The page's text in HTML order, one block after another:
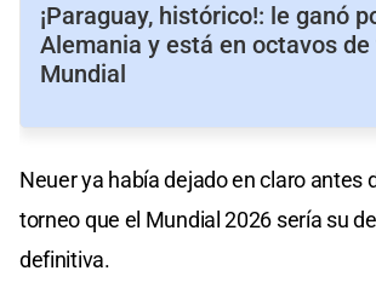
¡Paraguay, histórico!: le ganó
Alemania y está en octavos
Mundial
Neuer ya había dejado en claro antes
torneo que el Mundial 2026 sería su
definitiva.